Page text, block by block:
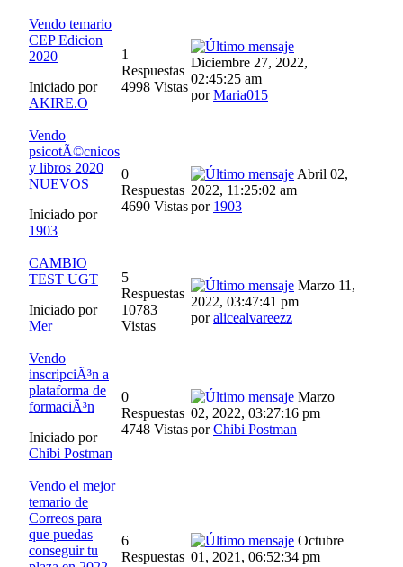
Vendo temario
CEP Edicion
2020
Iniciado por
AKIRE.O
1
Respuestas
4998 Vistas
Diciembre 27, 2022,
02:45:25 am
porMaria015
Vendo
psicotÃ©cnicos
y libros 2020
NUEVOS
Iniciado por
1903
0
Respuestas
4690 Vistas
Abril 02,
2022, 11:25:02 am
por 1903
CAMBIO
TEST UGT
Iniciado por
Mer
5
Respuestas
10783
Vistas
Marzo 11,
2022, 03:47:41 pm
poralicealvareezz
Vendo
inscripciÃ³n a
plataforma de
formaciÃ³n
Iniciado por
Chibi Postman
0
Respuestas
4748 Vistas
Marzo
02, 2022, 03:27:16 pm
porChibi Postman
Vendo el mejor
temario de
Correos para
que puedas
conseguir tu
6
Respuestas
Octubre
01, 2021, 06:52:34 pm